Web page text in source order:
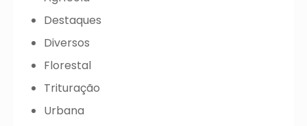
Destaques
Diversos
Florestal
Trituração
Urbana